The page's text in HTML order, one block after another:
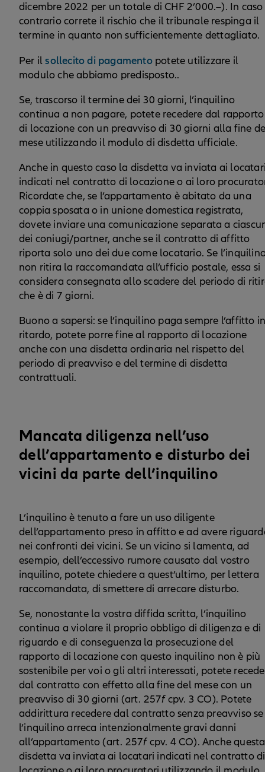
dicembre 2022 per un totale di CHF 2’000.–). In caso
contrario correte il rischio che il tribunale respinga il
termine in quanto non sufficientemente dettagliato.
Per ilsollecito di pagamentopotete utilizzare il
modulo che abbiamo predisposto..
Se, trascorso il termine dei 30 giorni, l’inquilino
continua a non pagare, potete recedere dal rapporto
di locazione con un preavviso di 30 giorni alla fine
mese utilizzando il modulo di disdetta ufficiale.
Anche in questo caso la disdetta va inviata ai
indicati nel contratto di locazione o ai loro
Ricordate che, se l’appartamento è abitato da una
coppia sposata o in unione domestica registrata,
dovete inviare una comunicazione separata a
dei coniugi/partner, anche se il contratto di affitto
riporta solo uno dei due come locatario. Se
non ritira la raccomandata all’ufficio postale, essa si
considera consegnata allo scadere del periodo di
che è di 7 giorni.
Buono a sapersi: se l’inquilino paga sempre l’affitto
ritardo, potete porre fine al rapporto di locazione
anche con una disdetta ordinaria nel rispetto del
periodo di preavviso e del termine di disdetta
contrattuali.
Mancata diligenza nell’uso
dell’appartamento e disturbo dei
vicini da parte dell’inquilino
L’inquilino è tenuto a fare un uso diligente
dell’appartamento preso in affitto e ad avere
nei confronti dei vicini. Se un vicino si lamenta, ad
esempio, dell’eccessivo rumore causato dal vostro
inquilino, potete chiedere a quest’ultimo, per lettera
raccomandata, di smettere di arrecare disturbo.
Se, nonostante la vostra diffida scritta, l’inquilino
continua a violare il proprio obbligo di diligenza e di
riguardo e di conseguenza la prosecuzione del
rapporto di locazione con questo inquilino non è più
sostenibile per voi o gli altri interessati, potete
dal contratto con effetto alla fine del mese con un
preavviso di 30 giorni (art. 257fcpv. 3 CO). Potete
addirittura recedere dal contratto senza preavviso se
l’inquilino arreca intenzionalmente gravi danni
all’appartamento (art. 257fcpv. 4 CO). Anche questa
disdetta va inviata ai locatari indicati nel contratto di